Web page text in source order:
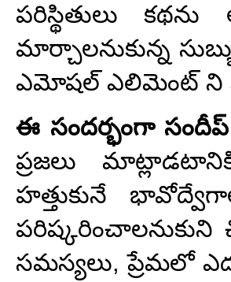
పరిస్థితులు
మార్చాలనుకున్న
ఎమోషల్ ఎలిమెంట్ ని
ఈ సందర్భంగా
ప్రజలు
హత్తుకునే
పరిష్కరించాలనుకుని
సమస్యలు, ప్రేమలో